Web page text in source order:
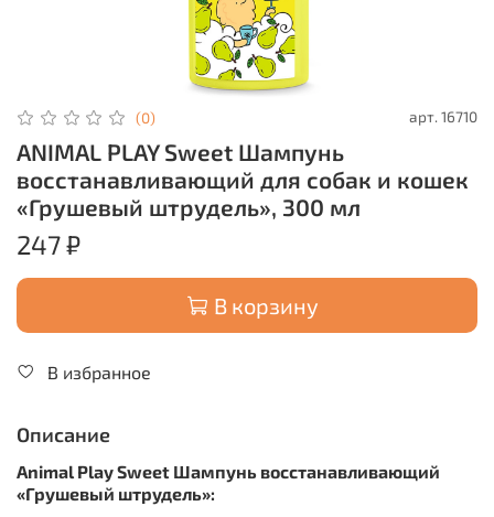
(0) арт. 16710
ANIMAL PLAY Sweet Шампунь
восстанавливающий для собак и кошек
«Грушевый штрудель», 300 мл
247 ₽
В корзину
В избранное
Описание
Animal Play Sweet Шампунь восстанавливающий
«Грушевый штрудель»: